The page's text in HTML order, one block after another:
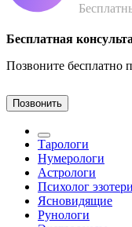
Бесплатная
Позвоните бесплатно
Позвонить
Тарологи
Нумерологи
Астрологи
Психолог
Ясновидящие
Рунологи